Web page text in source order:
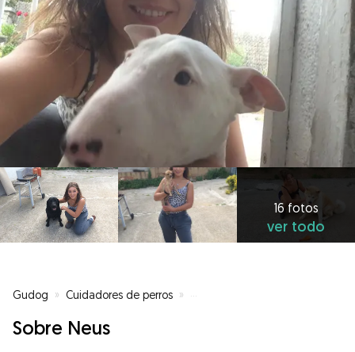
16 fotos
ver todo
Gudog » Cuidadores de perros » Cuidadores de perros en Bigues i
Sobre Neus